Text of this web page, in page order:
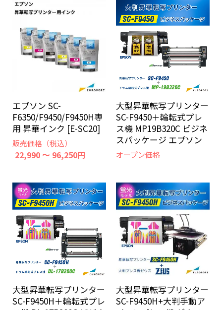
エプソン SC-
F6350/F9450/F9450H専
用 昇華インク [E-SC20]
販売価格（税込）
22,990 ～ 96,250円
大型昇華転写プリンター
SC-F9450＋輪転式プレ
ス機 MP19B320C ビジネ
スパッケージ エプソン
オープン価格
大型昇華転写プリンター
SC-F9450H＋輪転式プレ
大型昇華転写プリンター
SC-F9450H+大判手動ア